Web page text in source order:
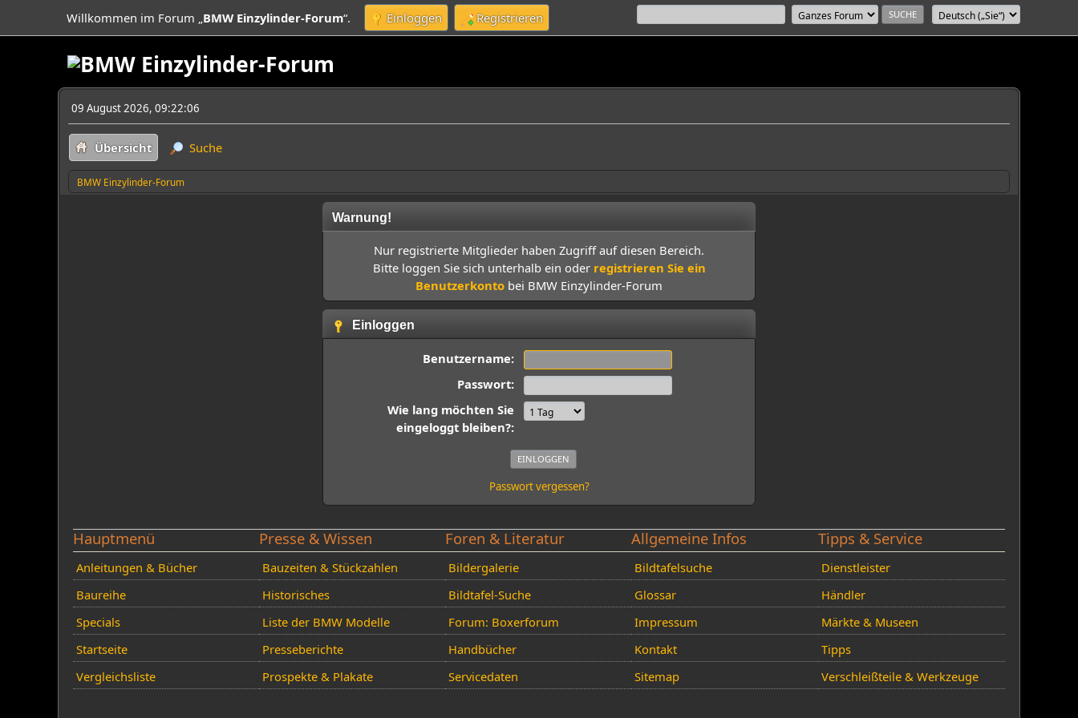
Willkommen im Forum „BMW Einzylinder-Forum“. Einloggen Registrieren
09 August 2026, 09:22:06
Übersicht Suche
BMW Einzylinder-Forum
Warnung!
Nur registrierte Mitglieder haben Zugriff auf diesen Bereich.
Bitte loggen Sie sich unterhalb ein oder registrieren Sie ein
Benutzerkonto bei BMW Einzylinder-Forum
Einloggen
Benutzername:
Passwort:
Wie lang möchten Sie
eingeloggt bleiben?:
Passwort vergessen?
Hauptmenü
Anleitungen & Bücher
Baureihe
Specials
Startseite
Vergleichsliste
Presse & Wissen
Bauzeiten & Stückzahlen
Historisches
Liste der BMW Modelle
Presseberichte
Prospekte & Plakate
Foren & Literatur
Bildergalerie
Bildtafel-Suche
Forum: Boxerforum
Handbücher
Servicedaten
Allgemeine Infos
Bildtafelsuche
Glossar
Impressum
Kontakt
Sitemap
Tipps & Service
Dienstleister
Händler
Märkte & Museen
Tipps
Verschleißteile & Werkzeuge